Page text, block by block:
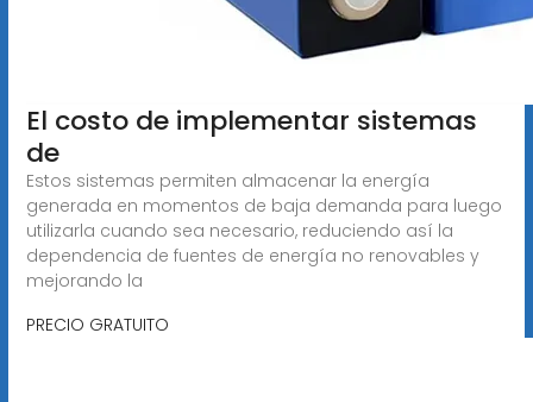
El costo de implementar sistemas
de
Estos sistemas permiten almacenar la energía
generada en momentos de baja demanda para luego
utilizarla cuando sea necesario, reduciendo así la
dependencia de fuentes de energía no renovables y
mejorando la
PRECIO GRATUITO